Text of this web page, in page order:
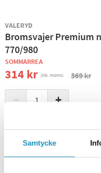
Samtycke
VALERYD
Bromsvajer Premium
770/980
SOMMARREA
314 kr (ink. moms) 369 kr
− +
+
ONLINELAGER